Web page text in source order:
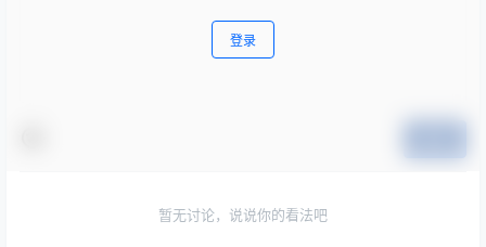
登录
暂无讨论，说说你的看法吧